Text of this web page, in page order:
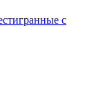
с